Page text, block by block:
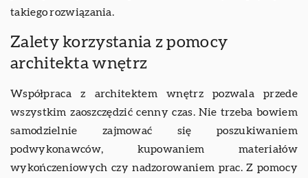
takiego rozwiązania.
Zalety korzystania z pomocy
architekta wnętrz
Współpraca z architektem wnętrz pozwala przede
wszystkim zaoszczędzić cenny czas. Nie trzeba bowiem
samodzielnie zajmować się poszukiwaniem
podwykonawców, kupowaniem materiałów
wykończeniowych czy nadzorowaniem prac. Z pomocy